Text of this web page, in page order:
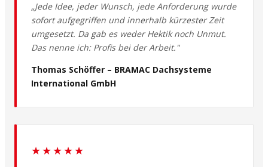
„Jede Idee, jeder Wunsch, jede Anforderung wurde
sofort aufgegriffen und innerhalb kürzester Zeit
umgesetzt. Da gab es weder Hektik noch Unmut.
Das nenne ich: Profis bei der Arbeit."
Thomas Schöffer – BRAMAC Dachsysteme
International GmbH
★★★★★